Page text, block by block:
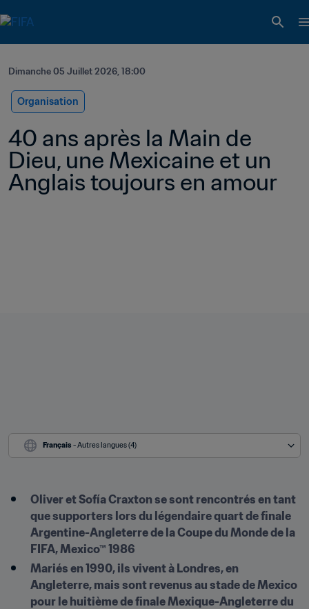
Dimanche 05 Juillet 2026, 18:00
Organisation
40 ans après la Main de
Dieu, une Mexicaine et un
Anglais toujours en amour
Français - Autres langues (4)
Oliver et Sofía Craxton se sont rencontrés en tant
que supporters lors du légendaire quart de finale
Argentine-Angleterre de la Coupe du Monde de la
FIFA, Mexico™ 1986
Mariés en 1990, ils vivent à Londres, en
Angleterre, mais sont revenus au stade de Mexico
pour le huitième de finale Mexique-Angleterre du